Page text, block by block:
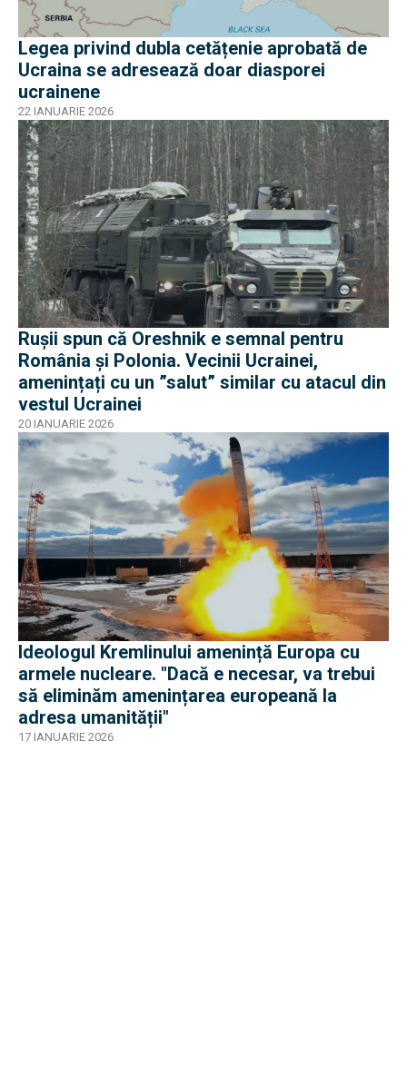
Legea privind dubla cetățenie aprobată de
Ucraina se adresează doar diasporei
ucrainene
22 IANUARIE 2026
Rușii spun că Oreshnik e semnal pentru
România și Polonia. Vecinii Ucrainei,
amenințați cu un ”salut” similar cu atacul din
vestul Ucrainei
20 IANUARIE 2026
Ideologul Kremlinului amenință Europa cu
armele nucleare. "Dacă e necesar, va trebui
să eliminăm amenințarea europeană la
adresa umanității"
17 IANUARIE 2026